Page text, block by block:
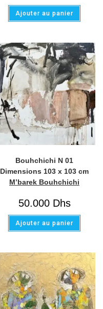
Ajouter au panier
Bouhchichi N 01
Dimensions 103 x 103 cm
M’barek Bouhchichi
50.000Dhs
Ajouter au panier